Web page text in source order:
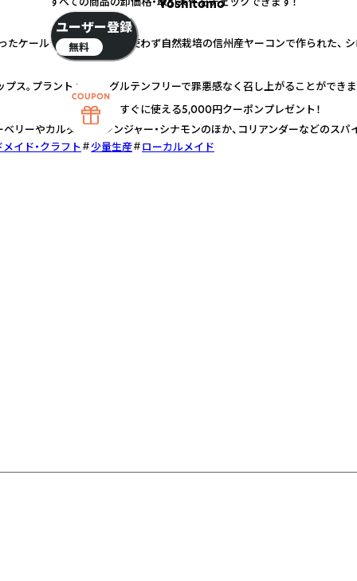
Yoshitomo
ケールチップス。 砂糖を使わず自然栽培の信州産ヤーコンで作られた、
ス。プラントベース、グルテンフリーで罪悪感なく召し上がることができま
リーやカルダモン・ジンジャー・シナモンのほか、コリアンダーなどのス
イド・クラフト
少量生産 ローカルメイド
ユーザー登録
無料
すぐに使える5,000円クーポンプレゼント！